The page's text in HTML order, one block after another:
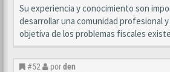
Su experiencia y conocimiento son
desarrollar una comunidad profesional
objetiva de los problemas fiscales
#52 porden